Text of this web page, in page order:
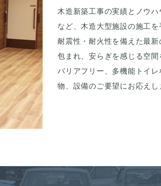
木造新築工事の実績とノウ
など、木造大型施設の施工
耐震性・耐火性を備えた最
包まれ、安らぎを感じる空
バリアフリー、多機能トイ
物、設備のご要望にお応えし